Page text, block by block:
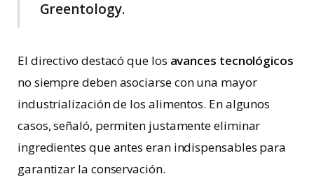
Greentology.
El directivo destacó que los avances tecnológicos
no siempre deben asociarse con una mayor
industrialización de los alimentos. En algunos
casos, señaló, permiten justamente eliminar
ingredientes que antes eran indispensables para
garantizar la conservación.